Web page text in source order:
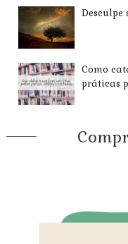
Desculpe
Como
práticas